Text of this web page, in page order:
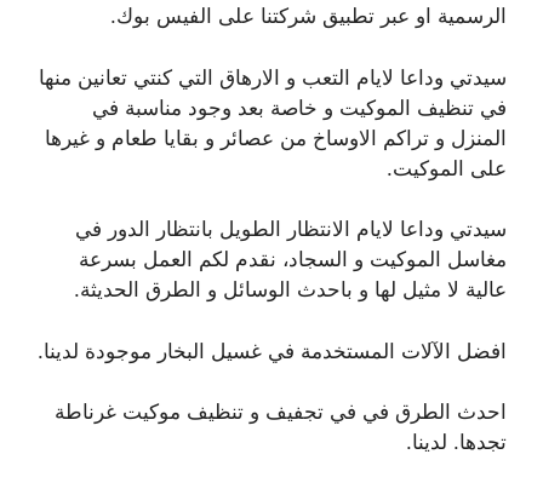
الرسمية او عبر تطبيق شركتنا على الفيس بوك.
سيدتي وداعا لايام التعب و الارهاق التي كنتي تعانين منها
في تنظيف الموكيت و خاصة بعد وجود مناسبة في
المنزل و تراكم الاوساخ من عصائر و بقايا طعام و غيرها
على الموكيت.
سيدتي وداعا لايام الانتظار الطويل بانتظار الدور في
مغاسل الموكيت و السجاد، نقدم لكم العمل بسرعة
عالية لا مثيل لها و باحدث الوسائل و الطرق الحديثة.
افضل الآلات المستخدمة في غسيل البخار موجودة لدينا.
احدث الطرق في في تجفيف و تنظيف موكيت غرناطة
تجدها. لدينا.